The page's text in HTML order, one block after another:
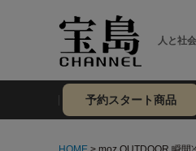
人と社
予約スタート商品